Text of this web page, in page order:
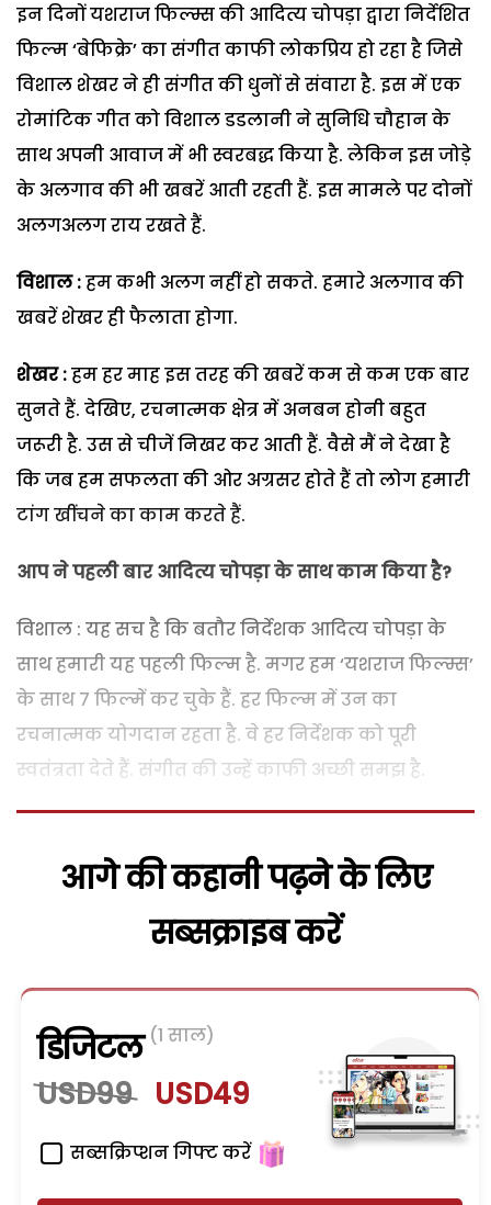
इन दिनों यशराज फिल्म्स की आदित्य चोपड़ा द्वारा निर्देशित
फिल्म ‘बेफिक्रे’ का संगीत काफी लोकप्रिय हो रहा है जिसे
विशाल शेखर ने ही संगीत की धुनों से संवारा है. इस में एक
रोमांटिक गीत को विशाल डडलानी ने सुनिधि चौहान के
साथ अपनी आवाज में भी स्वरबद्ध किया है. लेकिन इस जोड़े
के अलगाव की भी खबरें आती रहती हैं. इस मामले पर दोनों
अलगअलग राय रखते हैं.
विशाल :हम कभी अलग नहीं हो सकते. हमारे अलगाव की
खबरें शेखर ही फैलाता होगा.
शेखर :हम हर माह इस तरह की खबरें कम से कम एक बार
सुनते हैं. देखिए, रचनात्मक क्षेत्र में अनबन होनी बहुत
जरूरी है. उस से चीजें निखर कर आती हैं. वैसे मैं ने देखा है
कि जब हम सफलता की ओर अग्रसर होते हैं तो लोग हमारी
टांग खींचने का काम करते हैं.
आप ने पहली बार आदित्य चोपड़ा के साथ काम किया है?
विशाल : यह सच है कि बतौर निर्देशक आदित्य चोपड़ा के
साथ हमारी यह पहली फिल्म है. मगर हम ‘यशराज फिल्म्स’
के साथ 7 फिल्में कर चुके हैं. हर फिल्म में उन का
रचनात्मक योगदान रहता है. वे हर निर्देशक को पूरी
स्वतंत्रता देते हैं. संगीत की उन्हें काफी अच्छी समझ है.
आगे की कहानी पढ़ने के लिए
सब्सक्राइब करें
डिजिटल (1 साल)
USD99 USD49
सब्सक्रिप्शन गिफ्ट करें